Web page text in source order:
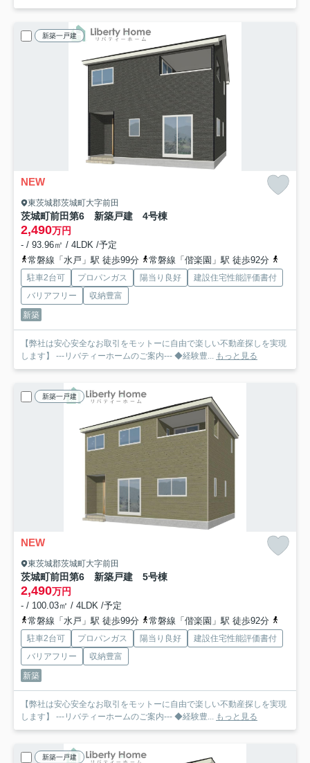
新築一戸建
NEW
東茨城郡茨城町大字前田
茨城町前田第6 新築戸建 4号棟
2,490万円
- / 93.96㎡ / 4LDK /予定
常磐線「水戸」駅 徒歩99分
常磐線「偕楽園」駅 徒歩92分
駐車2台可 プロパンガス 陽当り良好
建設住宅性能評価書付
バリアフリー
収納豊富
新築
【弊社は安心安全なお取引をモットーに自由で楽しい不動産探しを実現
します】 ---リバティーホームのご案内--- ◆経験豊... もっと見る
新築一戸建
NEW
東茨城郡茨城町大字前田
茨城町前田第6 新築戸建 5号棟
2,490万円
- / 100.03㎡ / 4LDK /予定
常磐線「水戸」駅 徒歩99分
常磐線「偕楽園」駅 徒歩92分
駐車2台可 プロパンガス 陽当り良好
建設住宅性能評価書付
バリアフリー
収納豊富
新築
【弊社は安心安全なお取引をモットーに自由で楽しい不動産探しを実現
します】 ---リバティーホームのご案内--- ◆経験豊... もっと見る
新築一戸建